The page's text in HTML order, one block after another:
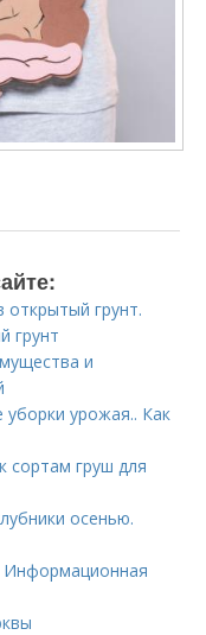
открытый грунт.
грунт
и
урожая.. Как
сортам груш для
осенью.
Информационная